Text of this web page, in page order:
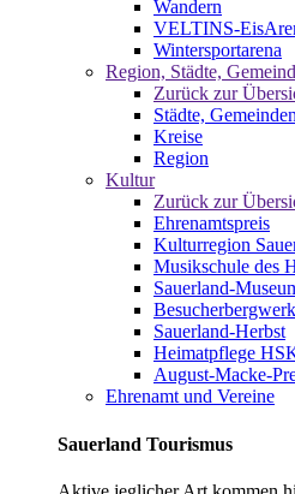
Wandern
VELTINS-
Wintersportarena
Region, Städte,
Zurück zur
Städte, Gemeinden
Kreise
Region
Kultur
Zurück zur
Ehrenamtspreis
Kulturregion
Musikschule des
Sauerland-
Sauerland-Herbst
Heimatpflege
August-Macke-
Ehrenamt und Vereine
Sauerland Tourismus